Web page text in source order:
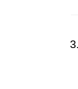
3.